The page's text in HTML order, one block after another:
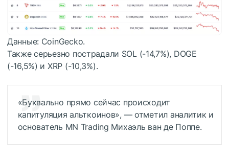
Данные: CoinGecko.
Также серьезно пострадали SOL (-14,7%), DOGE
(-16,5%) и XRP (-10,3%).
«Буквально прямо сейчас происходит
капитуляция альткоинов», — отметил аналитик и
основатель MN Trading Михаэль ван де Поппе.